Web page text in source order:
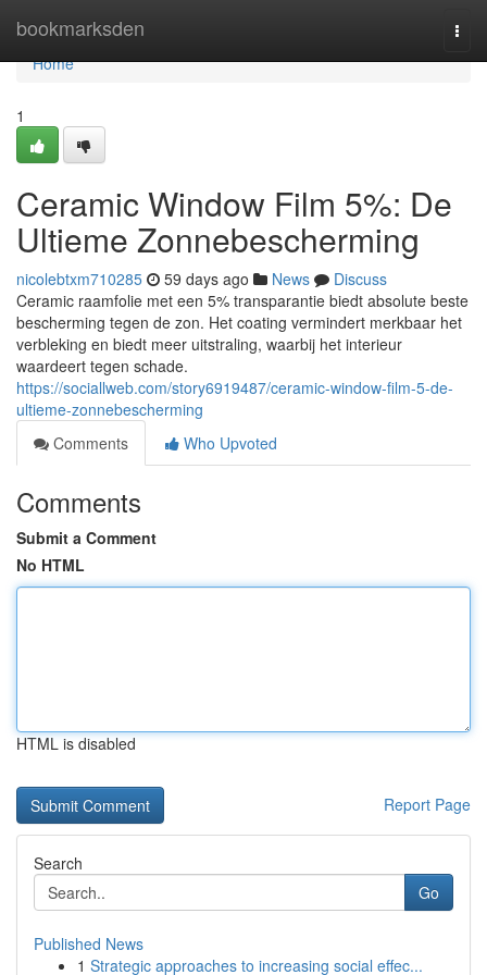
bookmarksden
Home
Home
1
Ceramic Window Film 5%: De
Ultieme Zonnebescherming
nicolebtxm710285 59 days ago News
Discuss
Ceramic raamfolie met een 5% transparantie biedt absolute beste
bescherming tegen de zon. Het coating vermindert merkbaar het
verbleking en biedt meer uitstraling, waarbij het interieur
waardeert tegen schade.
https://sociallweb.com/story6919487/ceramic-window-film-5-de-
ultieme-zonnebescherming
Comments
Who Upvoted
Comments
Submit a Comment
No HTML
HTML is disabled
Report Page
Search
Go
Published News
1 Strategic approaches to increasing social effec...